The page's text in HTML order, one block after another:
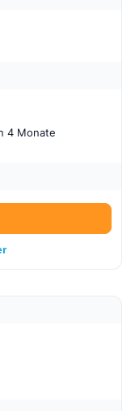
4 Monate